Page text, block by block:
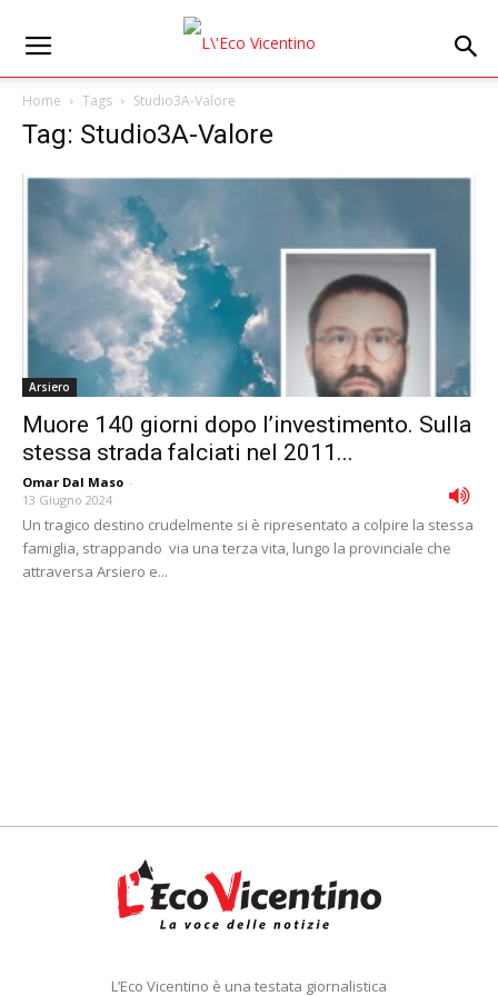
Home Tags Studio3A-Valore
Tag: Studio3A-Valore
Arsiero
Muore 140 giorni dopo l’investimento. Sulla
stessa strada falciati nel 2011...
Omar Dal Maso -
13 Giugno 2024
Un tragico destino crudelmente si è ripresentato a colpire la stessa
famiglia, strappando via una terza vita, lungo la provinciale che
attraversa Arsiero e...
L’Eco Vicentino è una testata giornalistica